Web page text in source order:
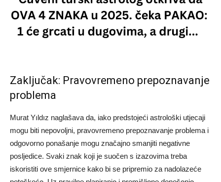
Zaključak: Pravovremeno prepoznavanje
problema
Murat Yıldız naglašava da, iako predstojeći astrološki utjecaji
mogu biti nepovoljni, pravovremeno prepoznavanje problema i
odgovorno ponašanje mogu značajno smanjiti negativne
posljedice. Svaki znak koji je suočen s izazovima treba
iskoristiti ove smjernice kako bi se pripremio za nadolazeće